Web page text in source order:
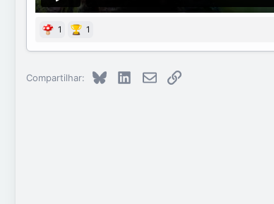
1 1
Compartilhar: Bluesky LinkedInE-mailLink